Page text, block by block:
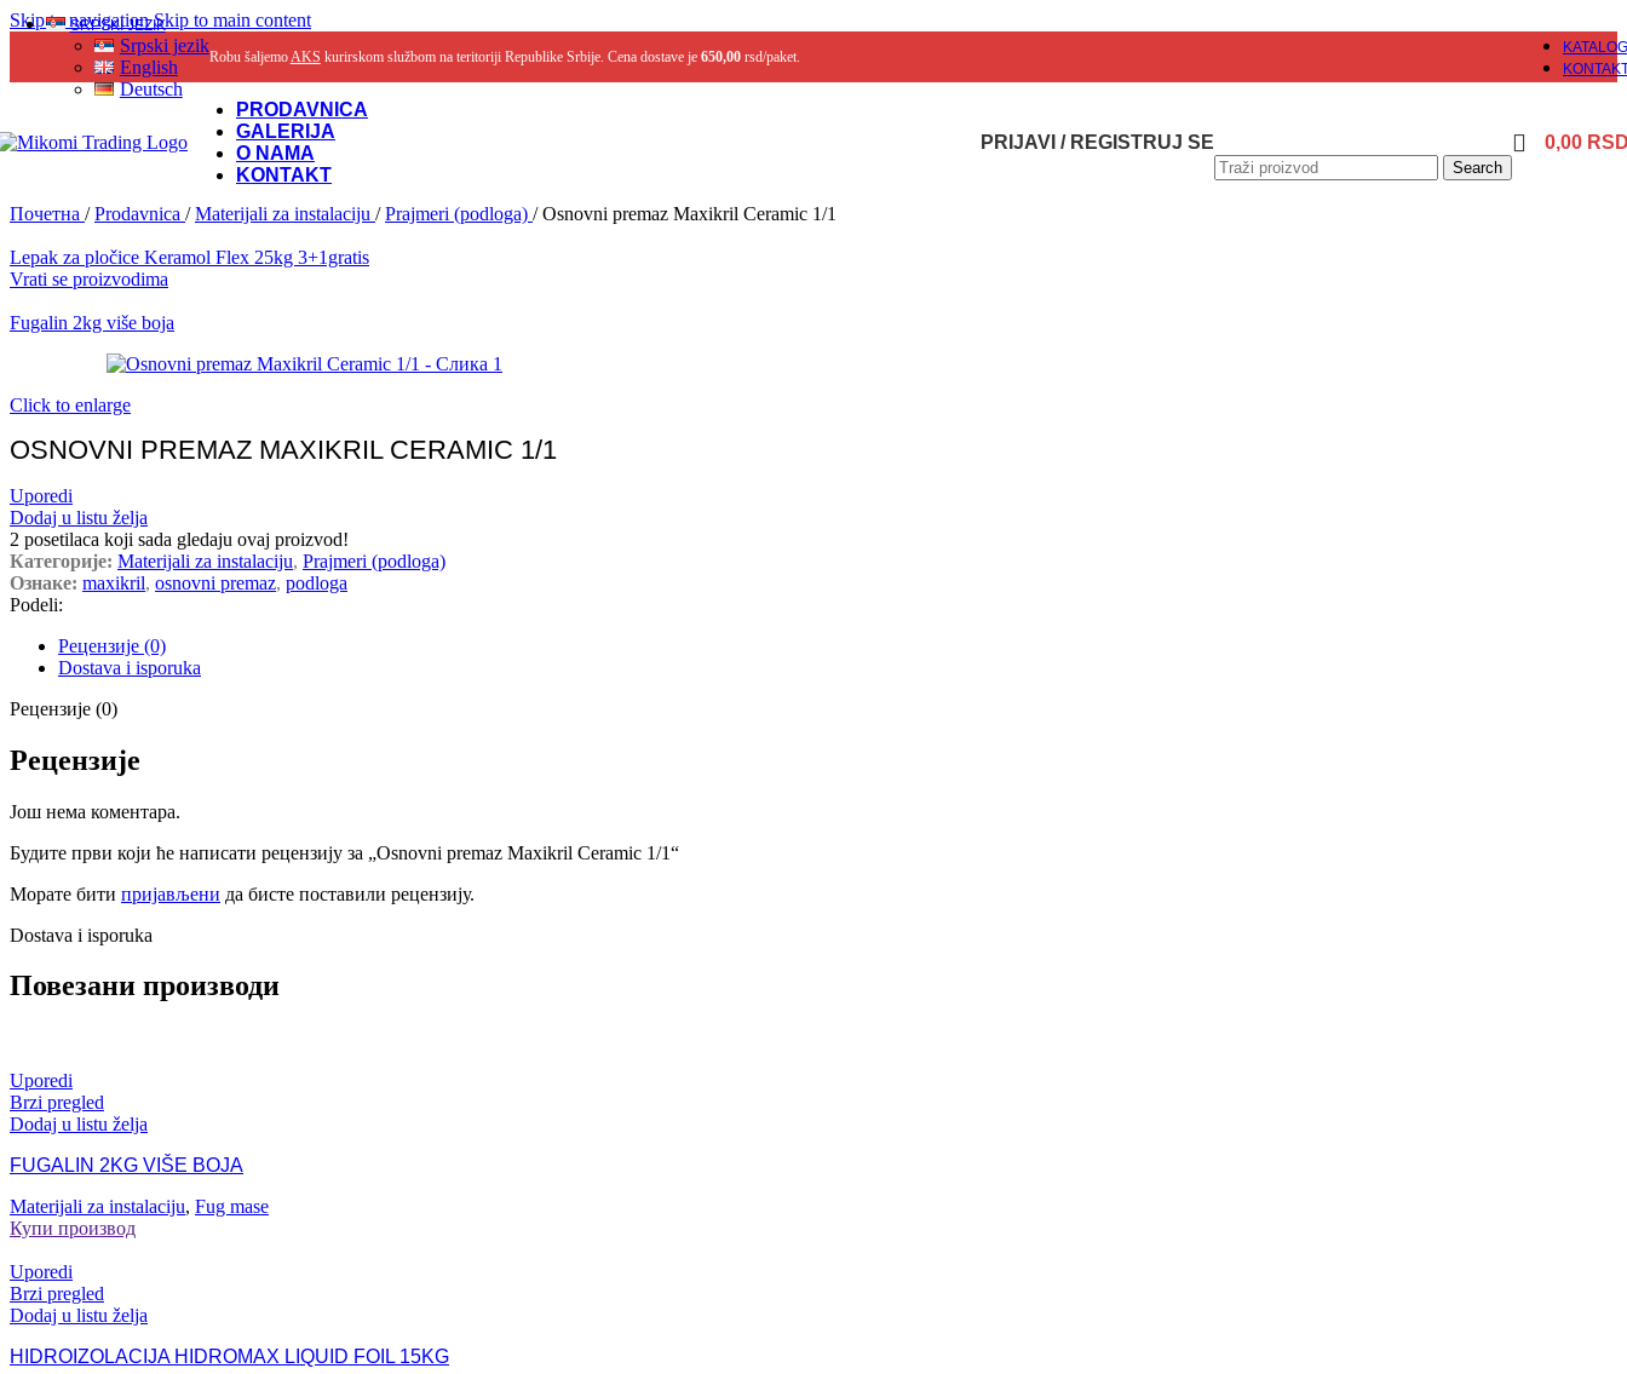
Skip to navigationSkip to main content
SRPSKI JEZIK
Srpski jezik
English
Deutsch
Robu šaljemoAKS kurirskom službom na teritoriji Republike Srbije. Cena dostave je 650,00rsd/paket.
KATALOG
PRODAVNICA
GALERIJA
O NAMA
KONTAKT
PRIJAVI / REGISTRUJ SE
Search
0,00
Почетна / Prodavnica / Materijali za instalaciju / Prajmeri (podloga) / Osnovni premaz Maxikril Ceramic 1/1
Lepak za pločice Keramol Flex 25kg 3+1gratis
Vrati se proizvodima
Fugalin 2kg više boja
Click to enlarge
OSNOVNI PREMAZ MAXIKRIL CERAMIC 1/1
Uporedi
Dodaj u listu želja
2 posetilaca koji sada gledaju ovaj proizvod!
Категорије: Materijali za instalaciju, Prajmeri (podloga)
Ознаке: maxikril, osnovni premaz, podloga
Podeli:
Рецензије (0)
Dostava i isporuka
Рецензије (0)
Рецензије
Још нема коментара.
Будите први који ће написати рецензију за „Osnovni premaz Maxikril Ceramic 1/1“
Морате бити пријављени да бисте поставили рецензију.
Dostava i isporuka
Повезани производи
Uporedi
Brzi pregled
Dodaj u listu želja
FUGALIN 2KG VIŠE BOJA
Materijali za instalaciju, Fug mase
Купи производ
Uporedi
Brzi pregled
Dodaj u listu želja
HIDROIZOLACIJA HIDROMAX LIQUID FOIL 15KG